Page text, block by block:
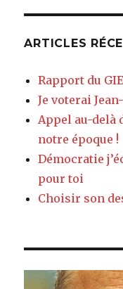
ARTICLES
Rapport du
Je voterai
Appel au-delà
notre époque !
Démocratie
pour toi
Choisir son